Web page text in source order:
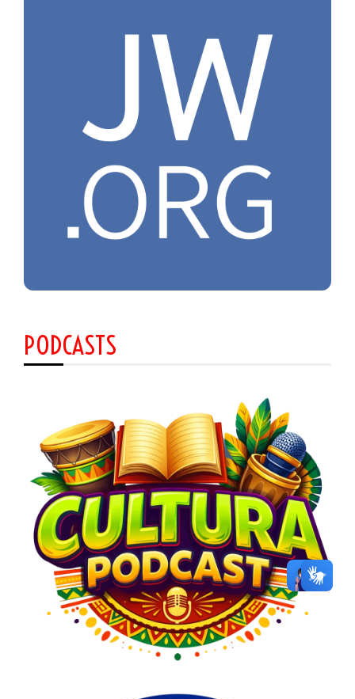
PODCASTS